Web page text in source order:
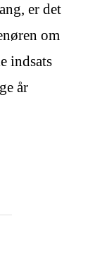
er det
om
indsats
år